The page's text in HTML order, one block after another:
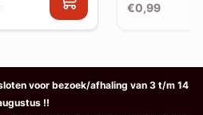
€0,99
voor bezoek/afhaling van 3 t/m 14
!!